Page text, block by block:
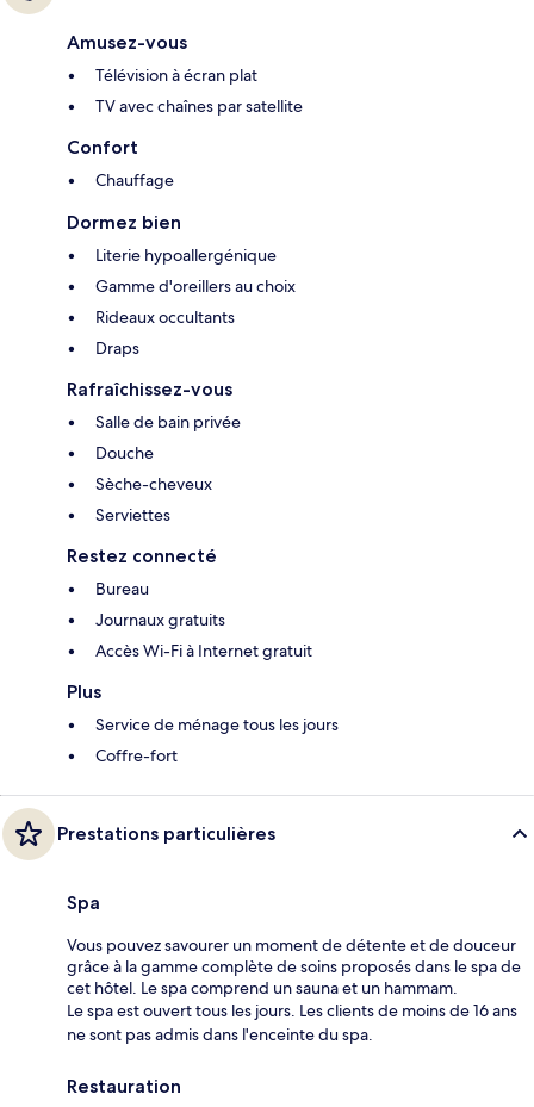
Amusez-vous
Télévision à écran plat
TV avec chaînes par satellite
Confort
Chauffage
Dormez bien
Literie hypoallergénique
Gamme d'oreillers au choix
Rideaux occultants
Draps
Rafraîchissez-vous
Salle de bain privée
Douche
Sèche-cheveux
Serviettes
Restez connecté
Bureau
Journaux gratuits
Accès Wi-Fi à Internet gratuit
Plus
Service de ménage tous les jours
Coffre-fort
Prestations particulières
Spa
Vous pouvez savourer un moment de détente et de douceur
grâce à la gamme complète de soins proposés dans le spa de
cet hôtel. Le spa comprend un sauna et un hammam.
Le spa est ouvert tous les jours. Les clients de moins de 16 ans
ne sont pas admis dans l'enceinte du spa.
Restauration